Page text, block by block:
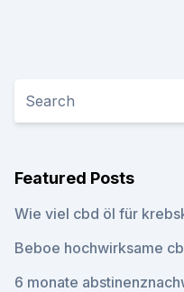
Featured Posts
Wie viel cbd öl für
Beboe hochwirksame
6 monate